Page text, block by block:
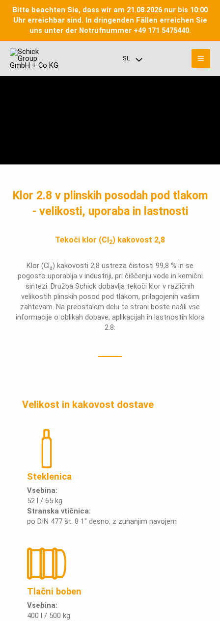
Bitte beachten Sie, dass wir am 21.08.2026 nur bis 10:00
Uhr erreichbar sind. In dringenden Fällen erreichen Sie
uns unter der Notrufnummer +49 171 5475440.
vsebino
SLMeni
Klor 2.8 v plinskih posodah pod tlakom
- velikosti, uporaba in lastnosti
Tekoči klor (Cl2) kakovost 2,8
Klor (Cl₂) kakovosti 2,8 ustreza čistosti 99,8 % in se
pogosto uporablja v industriji, pri čiščenju vode in kemični
sintezi. Družba Schick dobavlja tekoči klor v različnih
velikostih plinskih posod pod tlakom, prilagojenih vašim
zahtevam. Na preostalem delu te strani boste našli vse
informacije o oblikah dobave, aplikacijah in lastnostih klora
2.8:
Velikost in kakovost dostave
Steklenica
Vsebina:
52 l / 65 kg
Stranska vtičnica:
po DIN 477 št. 8 1" desno, z zunanjim navojem
Tlačni boben
Vsebina:
400 l / 500 kg